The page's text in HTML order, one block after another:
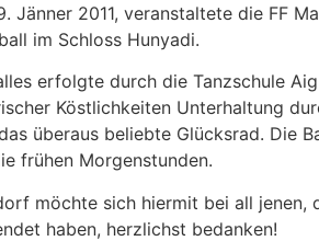
Jänner 2011, veranstaltete die FF
im Schloss Hunyadi.
erfolgte durch die Tanzschule
Köstlichkeiten Unterhaltung
überaus beliebte Glücksrad. Die
frühen Morgenstunden.
möchte sich hiermit bei all jenen,
haben, herzlichst bedanken!